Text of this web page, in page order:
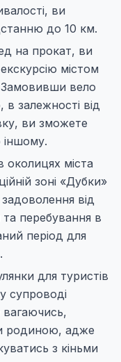
ви
до 10 км.
на прокат, ви
містом
вело
залежності від
ви зможете
іншому.
околицях міста
зоні «Дубки»
від
перебування в
період для
для туристів
супроводі
вагаючись,
родиною, адже
з кіньми